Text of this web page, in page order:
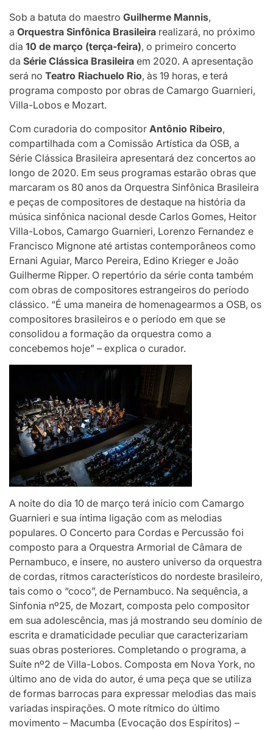
Sob a batuta do maestro Guilherme Mannis,
a Orquestra Sinfônica Brasileira realizará, no próximo
dia 10 de março (terça-feira), o primeiro concerto
da Série Clássica Brasileira em 2020. A apresentação
será no Teatro Riachuelo Rio, às 19 horas, e terá
programa composto por obras de Camargo Guarnieri,
Villa-Lobos e Mozart.
Com curadoria do compositor Antônio Ribeiro,
compartilhada com a Comissão Artística da OSB, a
Série Clássica Brasileira apresentará dez concertos ao
longo de 2020. Em seus programas estarão obras que
marcaram os 80 anos da Orquestra Sinfônica Brasileira
e peças de compositores de destaque na história da
música sinfônica nacional desde Carlos Gomes, Heitor
Villa-Lobos, Camargo Guarnieri, Lorenzo Fernandez e
Francisco Mignone até artistas contemporâneos como
Ernani Aguiar, Marco Pereira, Edino Krieger e João
Guilherme Ripper. O repertório da série conta também
com obras de compositores estrangeiros do período
clássico. “É uma maneira de homenagearmos a OSB, os
compositores brasileiros e o período em que se
consolidou a formação da orquestra como a
concebemos hoje” – explica o curador.
A noite do dia 10 de março terá início com Camargo
Guarnieri e sua íntima ligação com as melodias
populares. O Concerto para Cordas e Percussão foi
composto para a Orquestra Armorial de Câmara de
Pernambuco, e insere, no austero universo da orquestra
de cordas, ritmos característicos do nordeste brasileiro,
tais como o “coco”, de Pernambuco. Na sequência, a
Sinfonia nº25, de Mozart, composta pelo compositor
em sua adolescência, mas já mostrando seu domínio de
escrita e dramaticidade peculiar que caracterizariam
suas obras posteriores. Completando o programa, a
Suíte nº2 de Villa-Lobos. Composta em Nova York, no
último ano de vida do autor, é uma peça que se utiliza
de formas barrocas para expressar melodias das mais
variadas inspirações. O mote rítmico do último
movimento – Macumba (Evocação dos Espíritos) –